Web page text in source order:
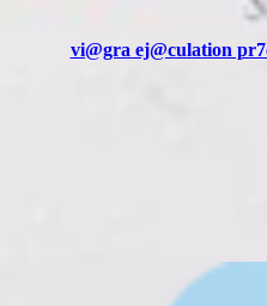
vi@gra ej@culation